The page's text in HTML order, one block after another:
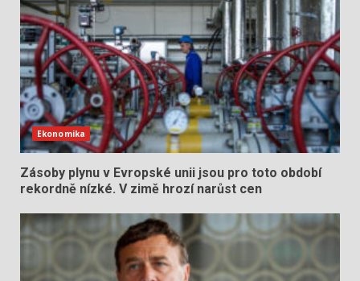
Ekonomika
Zásoby plynu v Evropské unii jsou pro toto období
rekordně nízké. V zimě hrozí narůst cen